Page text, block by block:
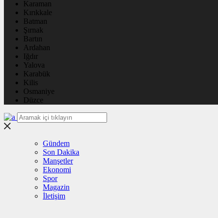
Karaman
Kırıkkale
Batman
Şırnak
Bartın
Ardahan
Iğdır
Yalova
Karabük
Kilis
Osmaniye
Düzce
Gündem
Son Dakika
Manşetler
Ekonomi
Spor
Magazin
İletişim